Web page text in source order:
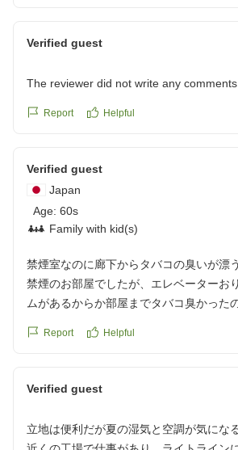
Verified guest
The reviewer did not write any comments.
Report Helpful
Verified guest
Japan
Age: 60s
Family with kid(s)
禁煙室なのに廊下からタバコの臭いが漂う
禁煙のお部屋でしたが、エレベーターお
ムがあるからか部屋までタバコ臭かった
クチコミの詳細はこちらから
Report Helpful
Verified guest
立地は便利だが夏の湿気と空調が気にな